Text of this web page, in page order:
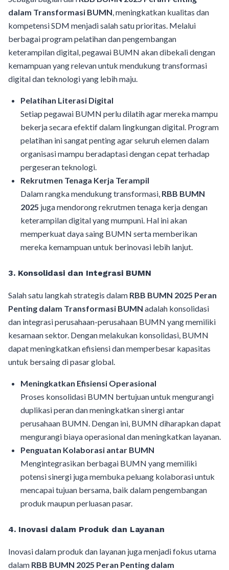
dalam Transformasi BUMN, meningkatkan kualitas dan
kompetensi SDM menjadi salah satu prioritas. Melalui
berbagai program pelatihan dan pengembangan
keterampilan digital, pegawai BUMN akan dibekali dengan
kemampuan yang relevan untuk mendukung transformasi
digital dan teknologi yang lebih maju.
Pelatihan Literasi Digital
Setiap pegawai BUMN perlu dilatih agar mereka mampu
bekerja secara efektif dalam lingkungan digital. Program
pelatihan ini sangat penting agar seluruh elemen dalam
organisasi mampu beradaptasi dengan cepat terhadap
pergeseran teknologi.
Rekrutmen Tenaga Kerja Terampil
Dalam rangka mendukung transformasi, RBB BUMN
2025 juga mendorong rekrutmen tenaga kerja dengan
keterampilan digital yang mumpuni. Hal ini akan
memperkuat daya saing BUMN serta memberikan
mereka kemampuan untuk berinovasi lebih lanjut.
3. Konsolidasi dan Integrasi BUMN
Salah satu langkah strategis dalam RBB BUMN 2025 Peran
Penting dalam Transformasi BUMN adalah konsolidasi
dan integrasi perusahaan-perusahaan BUMN yang memiliki
kesamaan sektor. Dengan melakukan konsolidasi, BUMN
dapat meningkatkan efisiensi dan memperbesar kapasitas
untuk bersaing di pasar global.
Meningkatkan Efisiensi Operasional
Proses konsolidasi BUMN bertujuan untuk mengurangi
duplikasi peran dan meningkatkan sinergi antar
perusahaan BUMN. Dengan ini, BUMN diharapkan dapat
mengurangi biaya operasional dan meningkatkan layanan.
Penguatan Kolaborasi antar BUMN
Mengintegrasikan berbagai BUMN yang memiliki
potensi sinergi juga membuka peluang kolaborasi untuk
mencapai tujuan bersama, baik dalam pengembangan
produk maupun perluasan pasar.
4. Inovasi dalam Produk dan Layanan
Inovasi dalam produk dan layanan juga menjadi fokus utama
dalam RBB BUMN 2025 Peran Penting dalam